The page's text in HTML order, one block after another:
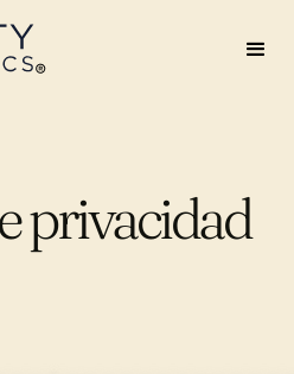
privacidad